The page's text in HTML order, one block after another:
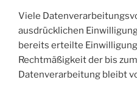
Viele
ausdrücklichen
bereits erteilte
Rechtmäßigkeit der bis
Datenverarbeitung bleibt